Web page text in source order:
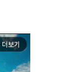
더보기